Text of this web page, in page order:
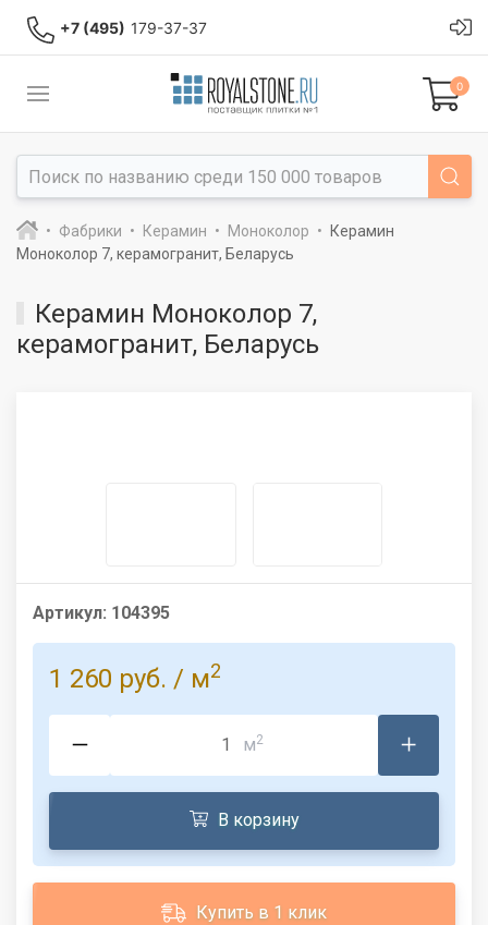
+7 (495) 179-37-37
0
Фабрики Керамин Моноколор
Керамин
Моноколор 7, керамогранит, Беларусь
Керамин Моноколор 7,
керамогранит, Беларусь
Артикул: 104395
1 260 руб. / м2
м2
В корзину
Купить в 1 клик